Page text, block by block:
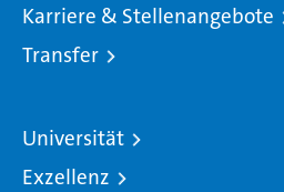
Karriere & Stellenangebote
Transfer
Universität
Exzellenz